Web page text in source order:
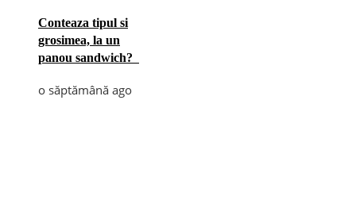
Conteaza tipul si
grosimea, la un
panou sandwich?
o săptămână ago